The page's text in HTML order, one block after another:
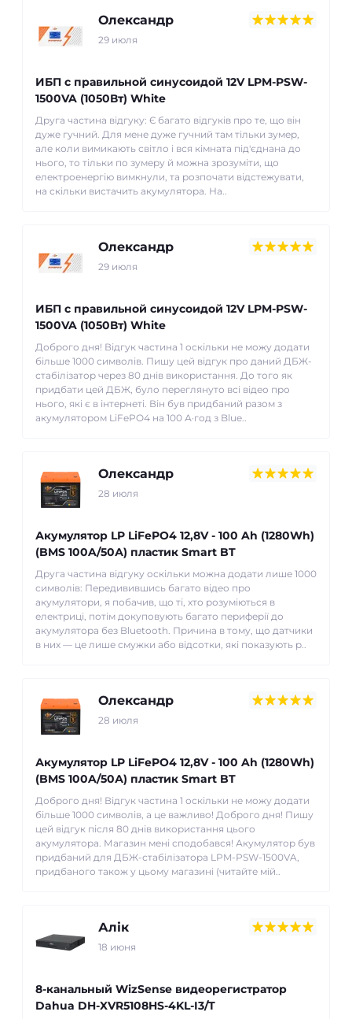
Олександр
29 июля
ИБП с правильной синусоидой 12V LPM-PSW-
1500VA (1050Вт) White
Друга частина відгуку: Є багато відгуків про те, що він
дуже гучний. Для мене дуже гучний там тільки зумер,
але коли вимикають світло і вся кімната під'єднана до
нього, то тільки по зумеру й можна зрозуміти, що
електроенергію вимкнули, та розпочати відстежувати,
на скільки вистачить акумулятора. На..
Олександр
29 июля
ИБП с правильной синусоидой 12V LPM-PSW-
1500VA (1050Вт) White
Доброго дня! Відгук частина 1 оскільки не можу додати
більше 1000 символів. Пишу цей відгук про даний ДБЖ-
стабілізатор через 80 днів використання. До того як
придбати цей ДБЖ, було переглянуто всі відео про
нього, які є в інтернеті. Він був придбаний разом з
акумулятором LiFePO4 на 100 А·год з Blue..
Олександр
28 июля
Акумулятор LP LiFePO4 12,8V - 100 Ah (1280Wh)
(BMS 100A/50А) пластик Smart BT
Друга частина відгуку оскільки можна додати лише 1000
символів: Передивившись багато відео про
акумулятори, я побачив, що ті, хто розуміються в
електриці, потім докуповують багато периферії до
акумулятора без Bluetooth. Причина в тому, що датчики
в них — це лише смужки або відсотки, які показують р..
Олександр
28 июля
Акумулятор LP LiFePO4 12,8V - 100 Ah (1280Wh)
(BMS 100A/50А) пластик Smart BT
Доброго дня! Відгук частина 1 оскільки не можу додати
більше 1000 символів, а це важливо! Доброго дня! Пишу
цей відгук після 80 днів використання цього
акумулятора. Магазин мені сподобався! Акумулятор був
придбаний для ДБЖ-стабілізатора LPM-PSW-1500VA,
придбаного також у цьому магазині (читайте мій..
Алік
18 июня
8-канальный WizSense видеорегистратор
Dahua DH-XVR5108HS-4KL-I3/T